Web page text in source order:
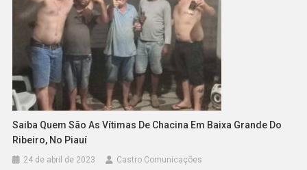
Saiba Quem São As Vítimas De Chacina Em Baixa Grande Do
Ribeiro, No Piauí
24 de abril de 2023 Castro Comunicações